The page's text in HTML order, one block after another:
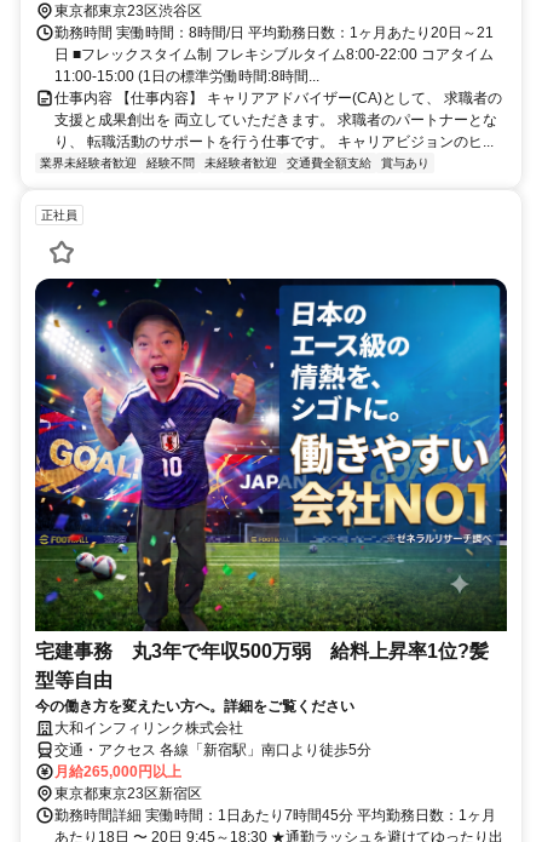
東京都東京23区渋谷区
勤務時間 実働時間：8時間/日 平均勤務日数：1ヶ月あたり20日～21
日 ■フレックスタイム制 フレキシブルタイム8:00-22:00 コアタイム
11:00-15:00 (1日の標準労働時間:8時間...
仕事内容 【仕事内容】 キャリアアドバイザー(CA)として、 求職者の
支援と成果創出を 両立していただきます。 求職者のパートナーとな
り、 転職活動のサポートを行う仕事です。 キャリアビジョンのヒ...
業界未経験者歓迎 経験不問 未経験者歓迎 交通費全額支給 賞与あり
正社員
宅建事務 丸3年で年収500万弱 給料上昇率1位?髪
型等自由
今の働き方を変えたい方へ。詳細をご覧ください
大和インフィリンク株式会社
交通・アクセス 各線「新宿駅」南口より徒歩5分
月給265,000円以上
東京都東京23区新宿区
勤務時間詳細 実働時間：1日あたり7時間45分 平均勤務日数：1ヶ月
あたり18日 〜 20日 9:45～18:30 ★通勤ラッシュを避けてゆったり出